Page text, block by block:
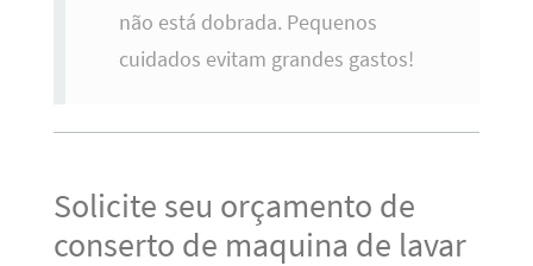
não está dobrada. Pequenos
cuidados evitam grandes gastos!
Solicite seu orçamento de
conserto de maquina de lavar